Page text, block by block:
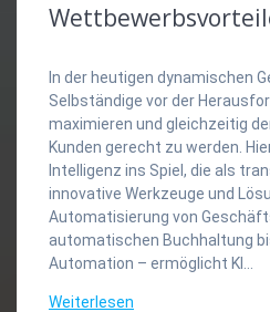
In der heutigen dynamischen
Selbständige vor der
maximieren und gleichzeitig
Kunden gerecht zu werden.
Intelligenz ins Spiel, die als
innovative Werkzeuge und
Automatisierung von
automatischen Buchhaltung
Automation – ermöglicht KI…
Weiterlesen